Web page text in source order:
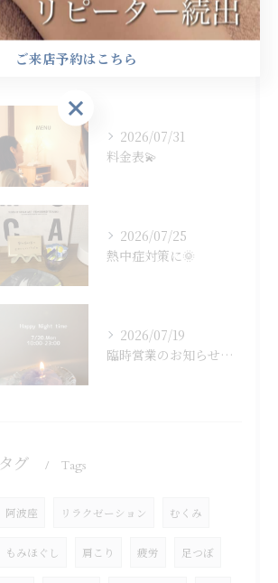
最近の投稿 Recent Posts
2026/07/31
料金表💫
2026/07/25
熱中症対策に🌞
2026/07/19
臨時営業のお知らせです🐈‍⬛🌙
タグ Tags
阿波座 リラクゼーション むくみ
もみほぐし 肩こり 疲労 足つぼ
ご来店予約はこちら
ご来店予約はこちら